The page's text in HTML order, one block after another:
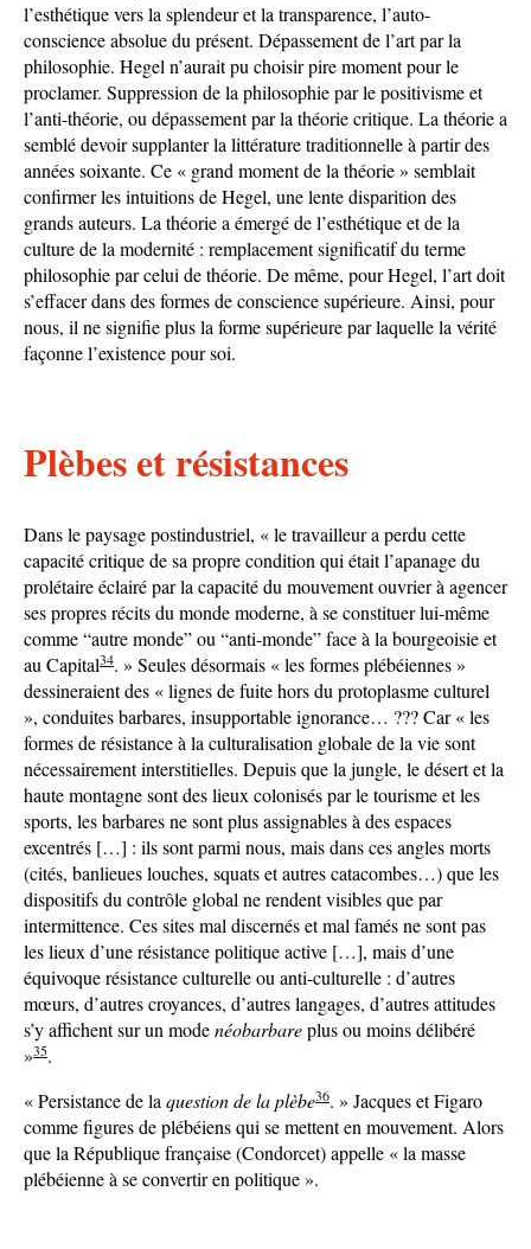
l’esthétique vers la splendeur et la transparence, l’auto-
conscience absolue du présent. Dépassement de l’art par la
philosophie. Hegel n’aurait pu choisir pire moment pour le
proclamer. Suppression de la philosophie par le positivisme et
l’anti-théorie, ou dépassement par la théorie critique. La théorie a
semblé devoir supplanter la littérature traditionnelle à partir des
années soixante. Ce « grand moment de la théorie » semblait
confirmer les intuitions de Hegel, une lente disparition des
grands auteurs. La théorie a émergé de l’esthétique et de la
culture de la modernité : remplacement significatif du terme
philosophie par celui de théorie. De même, pour Hegel, l’art doit
s’effacer dans des formes de conscience supérieure. Ainsi, pour
nous, il ne signifie plus la forme supérieure par laquelle la vérité
façonne l’existence pour soi.
Plèbes et résistances
Dans le paysage postindustriel, « le travailleur a perdu cette
capacité critique de sa propre condition qui était l’apanage du
prolétaire éclairé par la capacité du mouvement ouvrier à agencer
ses propres récits du monde moderne, à se constituer lui-même
comme “autre monde” ou “anti-monde” face à la bourgeoisie et
au Capital34. » Seules désormais « les formes plébéiennes »
dessineraient des « lignes de fuite hors du protoplasme culturel
», conduites barbares, insupportable ignorance… ??? Car « les
formes de résistance à la culturalisation globale de la vie sont
nécessairement interstitielles. Depuis que la jungle, le désert et la
haute montagne sont des lieux colonisés par le tourisme et les
sports, les barbares ne sont plus assignables à des espaces
excentrés […] : ils sont parmi nous, mais dans ces angles morts
(cités, banlieues louches, squats et autres catacombes…) que les
dispositifs du contrôle global ne rendent visibles que par
intermittence. Ces sites mal discernés et mal famés ne sont pas
les lieux d’une résistance politique active […], mais d’une
équivoque résistance culturelle ou anti-culturelle : d’autres
mœurs, d’autres croyances, d’autres langages, d’autres attitudes
s’y affichent sur un modenéobarbareplus ou moins délibéré
»35.
« Persistance de la question de la plèbe36. » Jacques et Figaro
comme figures de plébéiens qui se mettent en mouvement. Alors
que la République française (Condorcet) appelle « la masse
plébéienne à se convertir en politique ».